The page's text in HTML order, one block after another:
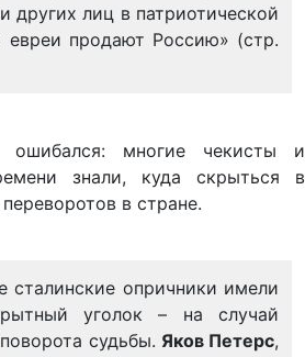
других лиц в патриотической
продают Россию» (стр.
многие чекисты и
знали, куда скрыться в
в стране.
сталинские опричники имели
уголок – на случай
судьбы. Яков Петерс,